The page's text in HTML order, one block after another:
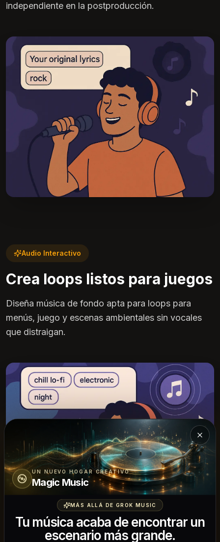
independiente en la postproducción.
Audio Interactivo
Crea loops listos para juegos
Diseña música de fondo apta para loops para
menús, juego y escenas ambientales sin vocales
que distraigan.
UN NUEVO HOGAR CREATIVO
Magic Music
MÁS ALLÁ DE GROK MUSIC
Tu música acaba de encontrar un
escenario más grande.